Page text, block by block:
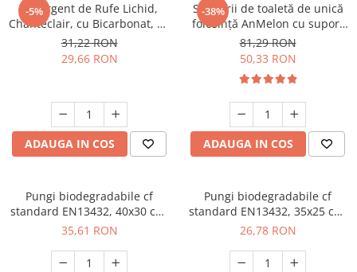
-5%
Detergent de Rufe Lichid,
Chanteclair, cu Bicarbonat, 35
Spalari, 1.57 l
31,22 RON
29,66 RON
ADAUGA IN COS
-38%
Set perii de toaletă de unică
folosință AnMelon cu suport
de perete, alb
81,29 RON
50,33 RON
ADAUGA IN COS
Pungi biodegradabile cf
standard EN13432, 40x30 cm,
200 buc./rola, 5L
35,61 RON
Pungi biodegradabile cf
standard EN13432, 35x25 cm,
200 buc./rola, 3L
26,78 RON